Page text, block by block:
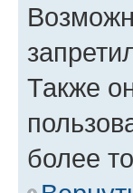
Также
более